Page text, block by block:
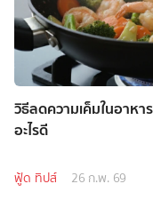
วิธีลดความเค็มในอาห
อะไรดี
ฟู้ด ทิปส์ 26 ก.พ. 69